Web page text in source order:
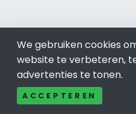
Auto-bedrijven Barneveld
Auto huren-Autoverhuur
Banden-Bandenservice
Advocatenkantoren
We gebruiken cookies
website te verbeteren,
advertenties te tonen.
ACCEPTEREN